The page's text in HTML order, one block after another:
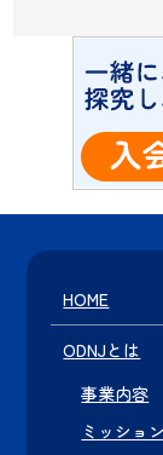
HOME
ODNJとは
事業内容
ミッショ